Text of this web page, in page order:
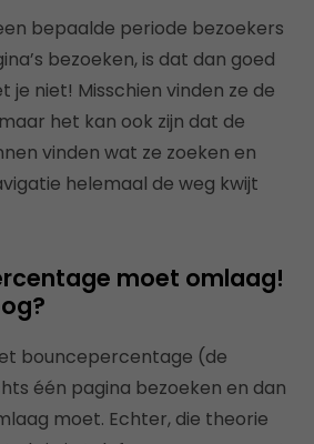
bepaalde periode bezoekers
bezoeken, is dat dan goed
je niet! Misschien vinden ze de
het kan ook zijn dat de
vinden wat ze zoeken en
helemaal de weg kwijt
moet omlaag!
bouncepercentage (de
één pagina bezoeken en dan
moet. Echter, die theorie